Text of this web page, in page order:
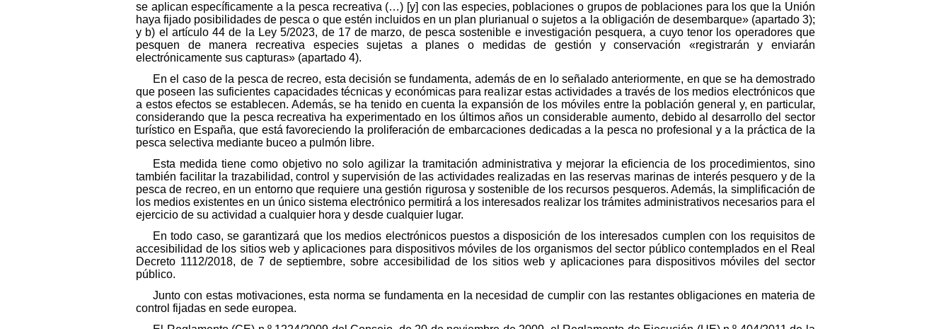
se aplican específicamente a la pesca recreativa (…) [y] con las especies, poblaciones o grupos de poblaciones para los que la Unión
haya fijado posibilidades de pesca o que estén incluidos en un plan plurianual o sujetos a la obligación de desembarque» (apartado 3);
y b) el artículo 44 de la Ley 5/2023, de 17 de marzo, de pesca sostenible e investigación pesquera, a cuyo tenor los operadores que
pesquen de manera recreativa especies sujetas a planes o medidas de gestión y conservación «registrarán y enviarán
electrónicamente sus capturas» (apartado 4).
En el caso de la pesca de recreo, esta decisión se fundamenta, además de en lo señalado anteriormente, en que se ha demostrado
que poseen las suficientes capacidades técnicas y económicas para realizar estas actividades a través de los medios electrónicos que
a estos efectos se establecen. Además, se ha tenido en cuenta la expansión de los móviles entre la población general y, en particular,
considerando que la pesca recreativa ha experimentado en los últimos años un considerable aumento, debido al desarrollo del sector
turístico en España, que está favoreciendo la proliferación de embarcaciones dedicadas a la pesca no profesional y a la práctica de la
pesca selectiva mediante buceo a pulmón libre.
Esta medida tiene como objetivo no solo agilizar la tramitación administrativa y mejorar la eficiencia de los procedimientos, sino
también facilitar la trazabilidad, control y supervisión de las actividades realizadas en las reservas marinas de interés pesquero y de la
pesca de recreo, en un entorno que requiere una gestión rigurosa y sostenible de los recursos pesqueros. Además, la simplificación de
los medios existentes en un único sistema electrónico permitirá a los interesados realizar los trámites administrativos necesarios para el
ejercicio de su actividad a cualquier hora y desde cualquier lugar.
En todo caso, se garantizará que los medios electrónicos puestos a disposición de los interesados cumplen con los requisitos de
accesibilidad de los sitios web y aplicaciones para dispositivos móviles de los organismos del sector público contemplados en el Real
Decreto 1112/2018, de 7 de septiembre, sobre accesibilidad de los sitios web y aplicaciones para dispositivos móviles del sector
público.
Junto con estas motivaciones, esta norma se fundamenta en la necesidad de cumplir con las restantes obligaciones en materia de
control fijadas en sede europea.